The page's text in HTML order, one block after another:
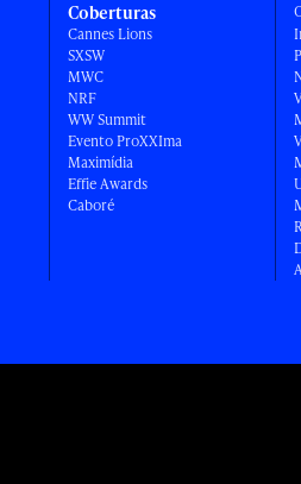
Coberturas
Cannes Lions
SXSW
MWC
NRF
WW Summit
Evento ProXXIma
Maximídia
Effie Awards
Caboré